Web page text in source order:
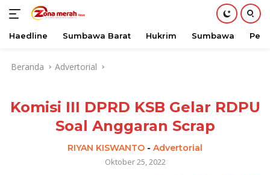
Haedline Sumbawa Barat Hukrim Sumbawa
Beranda Advertorial
Komisi III DPRD KSB Gelar RDPU
Soal Anggaran Scrap
RIYAN KISWANTO - Advertorial
Oktober 25, 2022